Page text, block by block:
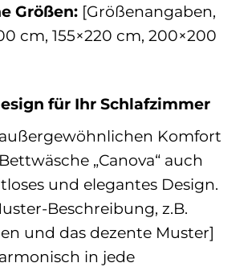
Größen: [Größenangaben,
cm, 155×220 cm, 200×200
für Ihr Schlafzimmer
Komfort
„Canova“ auch
und elegantes Design.
Beschreibung, z.B.
und das dezente Muster]
in jede